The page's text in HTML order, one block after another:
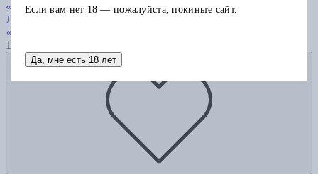
Любовь — не чувство. Как выбрать того, с которым будет
«долго»
1200
Добавить в избранное
Если вам нет 18 — пожалуйста, покиньте сайт.
Да, мне есть 18 лет